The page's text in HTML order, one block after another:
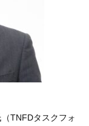
TNFDタスクフォ